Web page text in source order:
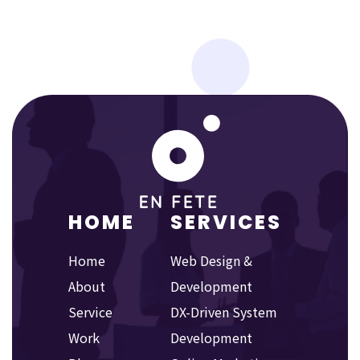
HOME
Home
About
Service
Work
SERVICES
Web Design &
Development
DX-Driven System
Development